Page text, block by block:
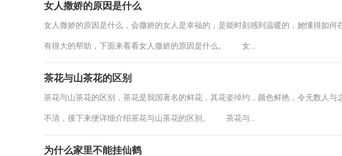
女人撒娇的原因是什么
女人撒娇的原因是什么，会撒娇的女人是幸福的，是能时刻感到温暖的，她懂得如
有很大的帮助，下面来看看女人撒娇的原因是什么。 女...
茶花与山茶花的区别
茶花与山茶花的区别，茶花是我国著名的鲜花，其花姿绰约，颜色鲜艳，令无数人
不清，接下来便详细介绍茶花与山茶花的区别。 茶花与...
为什么家里不能挂仙鹤